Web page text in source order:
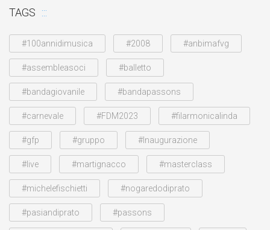
TAGS
#100annidimusica #2008 #anbimafvg
#assembleasoci #balletto
#bandagiovanile #bandapassons
#carnevale #FDM2023 #filarmonicalinda
#gfp #gruppo #Inaugurazione
#live #martignacco #masterclass
#michelefischietti #nogaredodiprato
#pasiandiprato #passons